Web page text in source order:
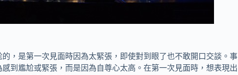
，是第一次見面時因為太緊張，即使對到眼了也不敢開口交談。事
到尷尬或緊張，而是因為自尊心太高。在第一次見面時，想表現出